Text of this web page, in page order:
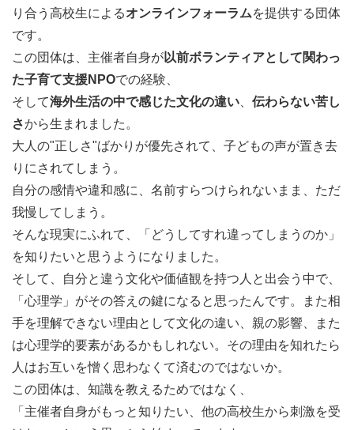
り合う高校生によるオンラインフォーラムを提供する団体
です。
この団体は、主催者自身が以前ボランティアとして関わっ
た子育て支援NPOでの経験、
そして海外生活の中で感じた文化の違い
伝わらない苦し
さから生まれました。
大人の"正しさ"ばかりが優先されて、子どもの声が置き去
りにされてしまう。
自分の感情や違和感に、名前すらつけられないまま、ただ
我慢してしまう。
そんな現実にふれて、「どうしてすれ違ってしまうのか」
を知りたいと思うようになりました。
そして、自分と違う文化や価値観を持つ人と出会う中で、
「心理学」がその答えの鍵になると思ったんです。また相
手を理解できない理由として文化の違い、親の影響、また
は心理学的要素があるかもしれない。その理由を知れたら
人はお互いを憎く思わなくて済むのではないか。
この団体は、知識を教えるためではなく、
「主催者自身がもっと知りたい、他の高校生から刺激を受